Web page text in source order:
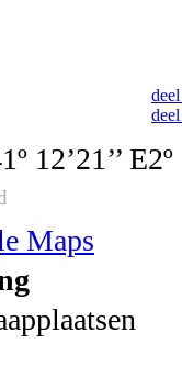
12’21’’
Maps